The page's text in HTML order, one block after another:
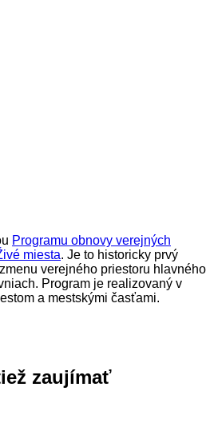
Programu obnovy verejných
miesta. Je to historicky prvý
verejného priestoru hlavného
Program je realizovaný v
a mestskými časťami.
zaujímať